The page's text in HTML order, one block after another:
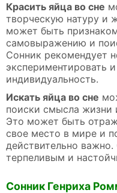
Красить яйца во сне
творческую натуру и
может быть
самовыражению и
Сонник рекомендует
экспериментировать
индивидуальность.
Искать яйца во сне
поиски смысла жизни
Это может быть
свое место в мире и
действительно
терпеливым и
Сонник Генриха